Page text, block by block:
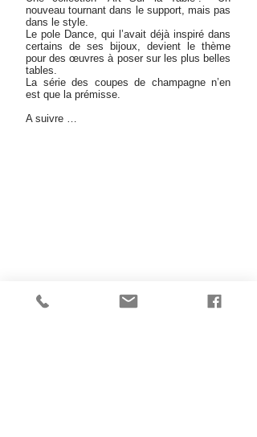
nouveau tournant dans le support, mais pas
dans le style.
Le pole Dance, qui l’avait déjà inspiré dans
certains de ses bijoux, devient le thème
pour des œuvres à poser sur les plus belles
tables.
La série des coupes de champagne n’en
est que la prémisse.
A suivre …